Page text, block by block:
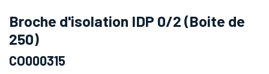
Broche d'isolation IDP 0/2 (Boite de
250)
CO000315